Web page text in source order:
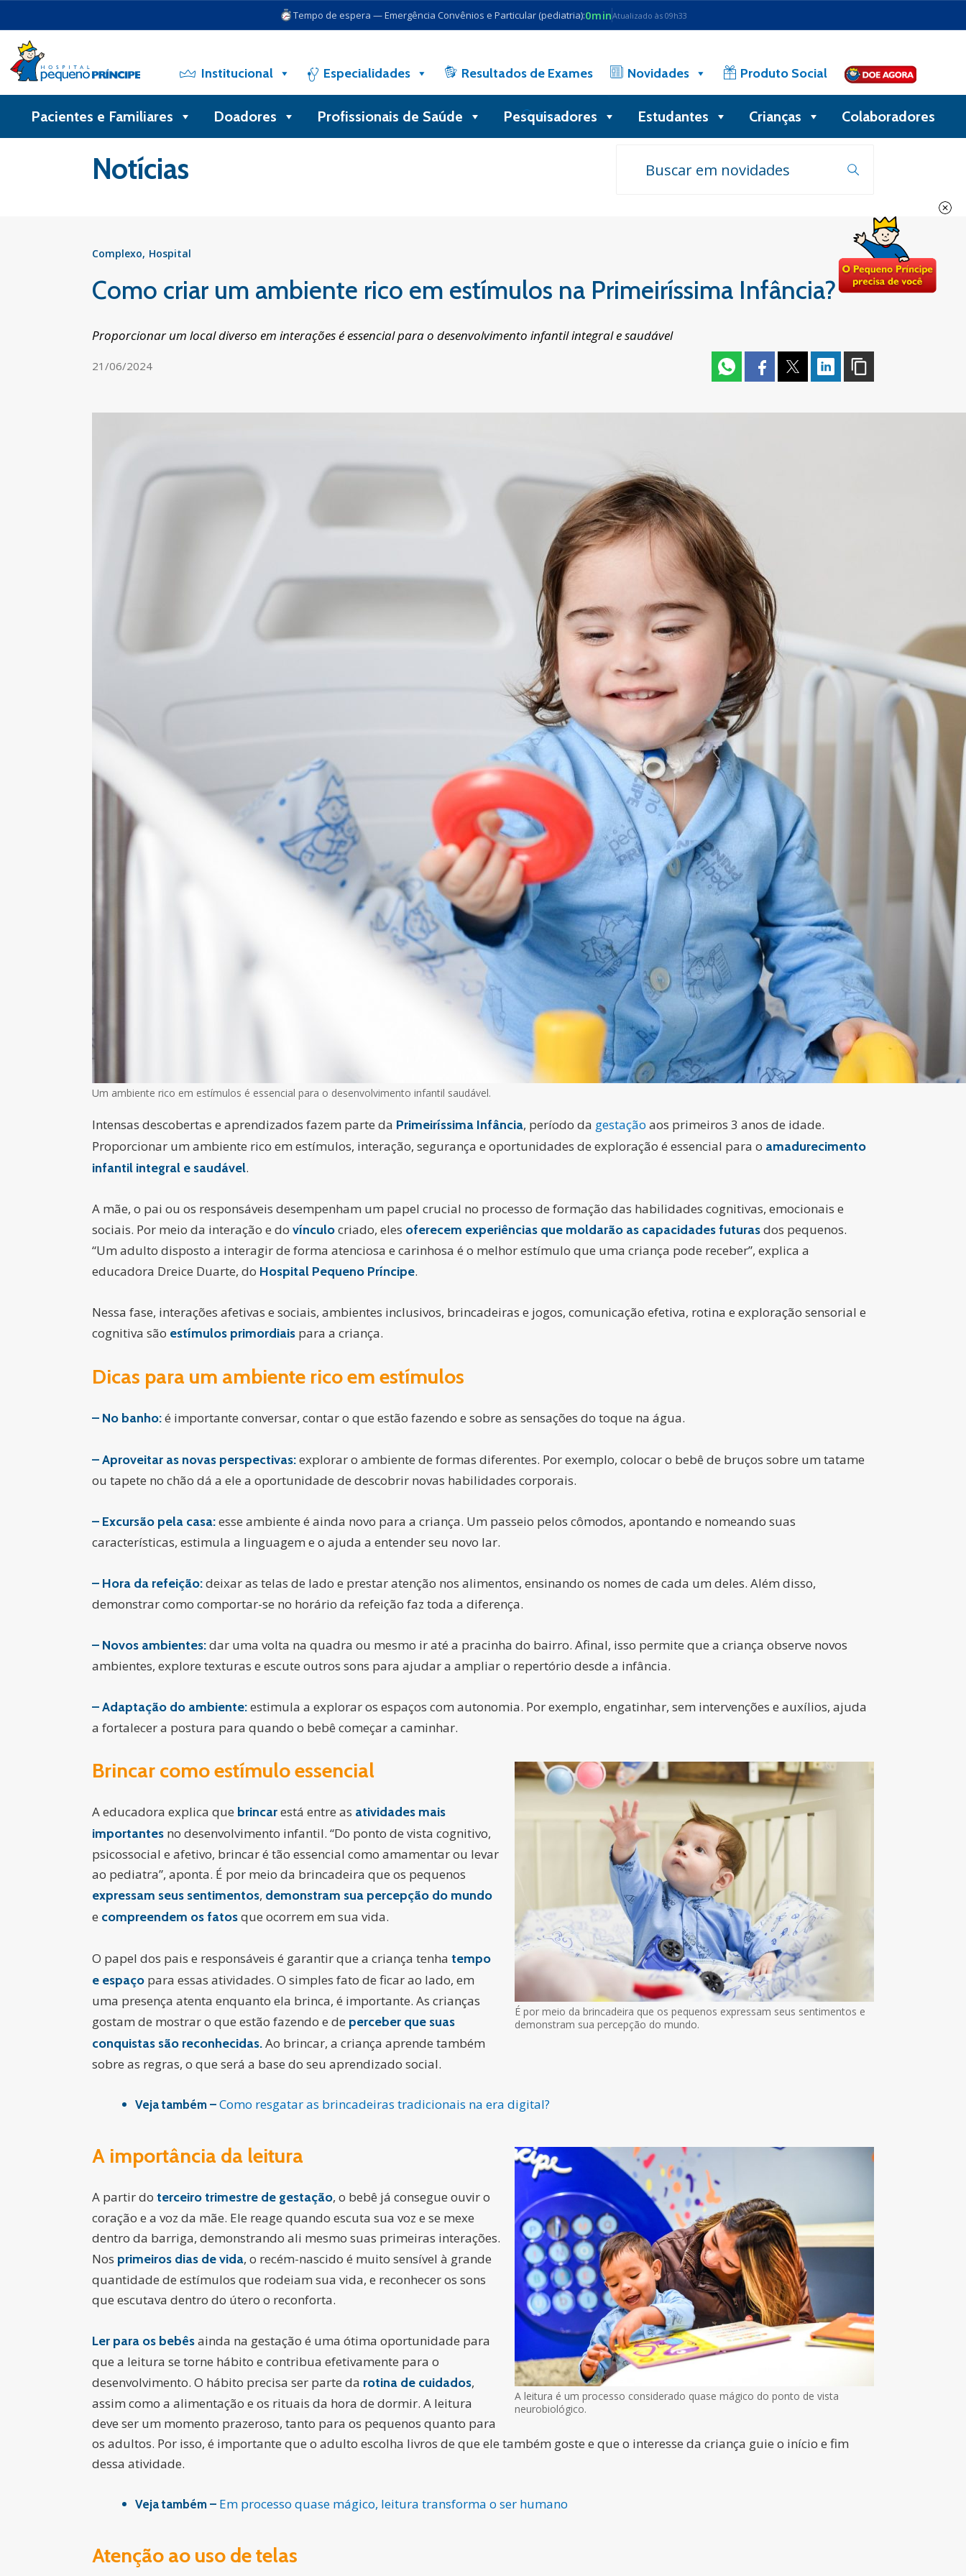
Tempo de espera — Emergência Convênios e Particular (pediatria):0minAtualizado às 09h33
Institucional Especialidades Resultados de Exames Novidades Produto Social
Busca
Pacientes e Familiares Doadores Profissionais de Saúde Pesquisadores Estudantes Crianças Colaboradores
Notícias
Complexo Hospital
Como criar um ambiente rico em estímulos na Primeiríssima Infância?
Proporcionar um local diverso em interações é essencial para o desenvolvimento infantil integral e saudável
21/06/2024
Um ambiente rico em estímulos é essencial para o desenvolvimento infantil saudável.
Intensas descobertas e aprendizados fazem parte da Primeiríssima Infância, período da gestação aos primeiros 3 anos de idade.
Proporcionar um ambiente rico em estímulos, interação, segurança e oportunidades de exploração é essencial para o amadurecimento
infantil integral e saudável.
A mãe, o pai ou os responsáveis desempenham um papel crucial no processo de formação das habilidades cognitivas, emocionais e
sociais. Por meio da interação e do vínculocriado, eles oferecem experiências que moldarão as capacidades futurasdos pequenos.
“Um adulto disposto a interagir de forma atenciosa e carinhosa é o melhor estímulo que uma criança pode receber”, explica a
educadora Dreice Duarte, do Hospital Pequeno Príncipe.
Nessa fase, interações afetivas e sociais, ambientes inclusivos, brincadeiras e jogos, comunicação efetiva, rotina e exploração sensorial e
cognitiva são estímulos primordiais para a criança.
Dicas para um ambiente rico em estímulos
– No banho:é importante conversar, contar o que estão fazendo e sobre as sensações do toque na água.
– Aproveitar as novas perspectivas:explorar o ambiente de formas diferentes. Por exemplo, colocar o bebê de bruços sobre um tatame
ou tapete no chão dá a ele a oportunidade de descobrir novas habilidades corporais.
– Excursão pela casa:esse ambiente é ainda novo para a criança. Um passeio pelos cômodos, apontando e nomeando suas
características, estimula a linguagem e o ajuda a entender seu novo lar.
– Hora da refeição:deixar as telas de lado e prestar atenção nos alimentos, ensinando os nomes de cada um deles. Além disso,
demonstrar como comportar-se no horário da refeição faz toda a diferença.
– Novos ambientes:dar uma volta na quadra ou mesmo ir até a pracinha do bairro. Afinal, isso permite que a criança observe novos
ambientes, explore texturas e escute outros sons para ajudar a ampliar o repertório desde a infância.
– Adaptação do ambiente:estimula a explorar os espaços com autonomia. Por exemplo, engatinhar, sem intervenções e auxílios, ajuda
a fortalecer a postura para quando o bebê começar a caminhar.
É por meio da brincadeira que os pequenos expressam seus sentimentos e
demonstram sua percepção do mundo.
Brincar como estímulo essencial
A educadora explica que brincarestá entre as atividades mais
importantes no desenvolvimento infantil. “Do ponto de vista cognitivo,
psicossocial e afetivo, brincar é tão essencial como amamentar ou levar
ao pediatra”, aponta. É por meio da brincadeira que os pequenos
expressam seus sentimentos, demonstram sua percepção do mundo
e compreendem os fatosque ocorrem em sua vida.
O papel dos pais e responsáveis é garantir que a criança tenha tempo
e espaço para essas atividades. O simples fato de ficar ao lado, em
uma presença atenta enquanto ela brinca, é importante. As crianças
gostam de mostrar o que estão fazendo e de perceber que suas
conquistas são reconhecidas.Ao brincar, a criança aprende também
sobre as regras, o que será a base do seu aprendizado social.
Veja também – Como resgatar as brincadeiras tradicionais na era digital?
A leitura é um processo considerado quase mágico do ponto de vista
neurobiológico.
A importância da leitura
A partir do terceiro trimestre de gestação, o bebê já consegue ouvir o
coração e a voz da mãe. Ele reage quando escuta sua voz e se mexe
dentro da barriga, demonstrando ali mesmo suas primeiras interações.
Nos primeiros dias de vida, o recém-nascido é muito sensível à grande
quantidade de estímulos que rodeiam sua vida, e reconhecer os sons
que escutava dentro do útero o reconforta.
Ler para os bebêsainda na gestação é uma ótima oportunidade para
que a leitura se torne hábito e contribua efetivamente para o
desenvolvimento. O hábito precisa ser parte da rotina de cuidados,
assim como a alimentação e os rituais da hora de dormir. A leitura
deve ser um momento prazeroso, tanto para os pequenos quanto para
os adultos. Por isso, é importante que o adulto escolha livros de que ele também goste e que o interesse da criança guie o início e fim
dessa atividade.
Veja também – Em processo quase mágico, leitura transforma o ser humano
Atenção ao uso de telas